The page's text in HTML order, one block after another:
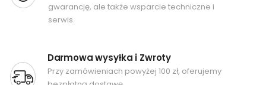
gwarancję, ale także wsparcie techniczne i
serwis.
Darmowa wysyłka i Zwroty
Przy zamówieniach powyżej 100 zł, oferujemy